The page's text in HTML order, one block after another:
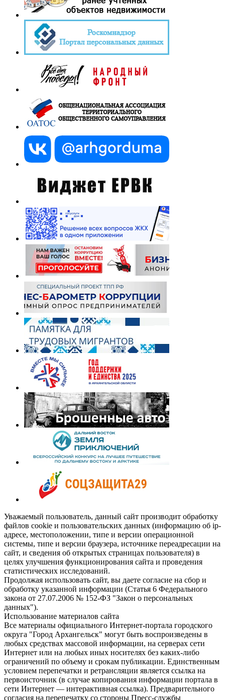
Уважаемый пользователь, данный сайт производит обработку
файлов cookie и пользовательских данных (информацию об ip-
адресе, местоположении, типе и версии операционной
системы, типе и версии браузера, источнике переадресации на
сайт, и сведения об открытых страницах пользователя) в
целях улучшения функционирования сайта и проведения
статистических исследований.
Продолжая использовать сайт, вы даете согласие на сбор и
обработку указанной информации (Статья 6 Федерального
закона от 27.07.2006 № 152-ФЗ "Закон о персональных
данных").
Использование материалов сайта
Все материалы официального Интернет-портала городского
округа "Город Архангельск" могут быть воспроизведены в
любых средствах массовой информации, на серверах сети
Интернет или на любых иных носителях без каких-либо
ограничений по объему и срокам публикации. Единственным
условием перепечатки и ретрансляции является ссылка на
первоисточник (в случае копирования информации портала в
сети Интернет — интерактивная ссылка). Предварительного
согласия на перепечатку со стороны Пресс-службы